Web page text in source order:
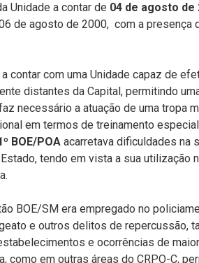
Unidade a contar de 04 de agosto de
de agosto de 2000, com a presença
contar com uma Unidade capaz de
distantes da Capital, permitindo
necessário a atuação de uma tropa
em termos de treinamento
BOE/POA acarretava dificuldades na
tendo em vista a sua utilização
BOE/SM era empregado no
e outros delitos de repercussão,
e ocorrências de maior
como em outras áreas do CRPO-C,